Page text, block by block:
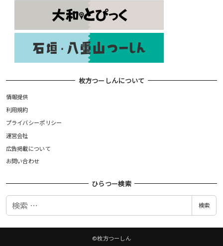
枚方つーしんについて
情報提供
利用規約
プライバシーポリシー
運営会社
広告掲載について
お問い合わせ
ひらつー検索
検
検索
©枚方つーしん